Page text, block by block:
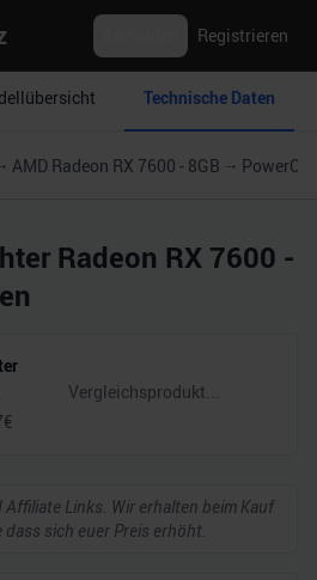
Registrieren
Technische Daten
AMD Radeon RX 7600 - 8GB
Radeon RX 7600 -
€
Affiliate Links. Wir erhalten beim Kauf
sich euer Preis erhöht.